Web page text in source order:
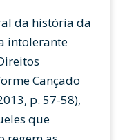
da história da
intolerante
Cançado
p. 57-58),
que